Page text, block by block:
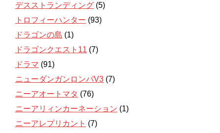
デスストランディング (5)
トロフィーハンター (93)
ドラゴンの島 (1)
ドラゴンクエスト11 (7)
ドラマ (91)
ニューダンガンロンパV3 (7)
ニーアオートマタ (76)
ニーアリィンカーネーション (1)
ニーアレプリカント (7)